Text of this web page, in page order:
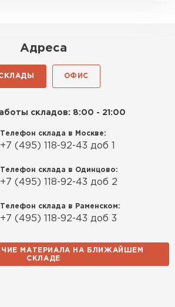
Адреса
ОФИС
складов: 8:00 - 21:00
Телефон склада в Москве:
+7 (495) 118-92-43 доб 1
Телефон склада в Одинцово:
+7 (495) 118-92-43 доб 2
Телефон склада в Раменском:
+7 (495) 118-92-43 доб 3
МАТЕРИАЛА НА БЛИЖАЙШЕМ
СКЛАДЕ